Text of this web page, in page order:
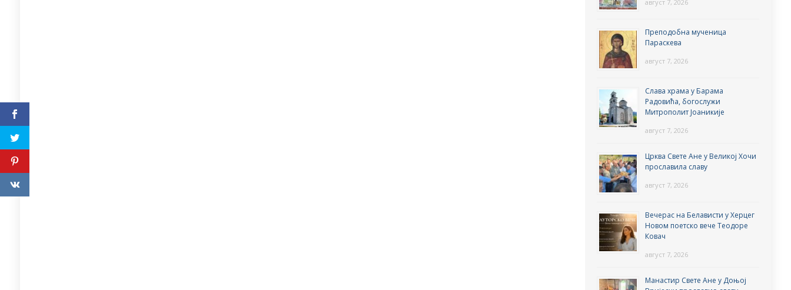
август 7, 2026
Преподобна мученица
Параскева
август 7, 2026
Слава храма у Барама
Радовића, богослужи
Митрополит Јоаникије
август 7, 2026
Црква Свете Ане у Великој Хочи
прославила славу
август 7, 2026
Вечерас на Белависти у Херцег
Новом поетско вече Теодоре
Ковач
август 7, 2026
Манастир Свете Ане у Доњој